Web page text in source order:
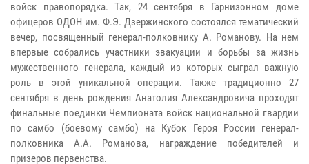
войск правопорядка. Так, 24 сентября в Гарнизонном доме
офицеров ОДОН им. Ф.Э. Дзержинского состоялся тематический
вечер, посвященный генерал-полковнику А. Романову. На нем
впервые собрались участники эвакуации и борьбы за жизнь
мужественного генерала, каждый из которых сыграл важную
роль в этой уникальной операции. Также традиционно 27
сентября в день рождения Анатолия Александровича проходят
финальные поединки Чемпионата войск национальной гвардии
по самбо (боевому самбо) на Кубок Героя России генерал-
полковника А.А. Романова, награждение победителей и
призеров первенства.